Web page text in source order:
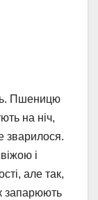
Пшеницю
на ніч,
зварилося.
і
але так,
запарюють